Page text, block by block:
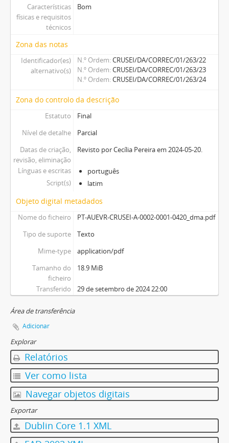
Características
físicas e requisitos
técnicos
Bom
Zona das notas
Identificador(es)
alternativo(s)
N.º Ordem CRUSEI/DA/CORREC/01/263/22
N.º Ordem CRUSEI/DA/CORREC/01/263/23
N.º Ordem CRUSEI/DA/CORREC/01/263/24
Zona do controlo da descrição
Estatuto
Final
Nível de detalhe
Parcial
Datas de criação,
revisão, eliminação
Revisto por Cecília Pereira em 2024-05-20.
Línguas e escritas
português
Script(s)
latim
Objeto digital metadados
Nome do ficheiro
PT-AUEVR-CRUSEI-A-0002-0001-0420_dma.pdf
Tipo de suporte
Texto
Mime-type
application/pdf
Tamanho do
ficheiro
18.9 MiB
Transferido 29 de setembro de 2024 22:00
Área de transferência
Adicionar
Explorar
Relatórios
Ver como lista
Navegar objetos digitais
Exportar
Dublin Core 1.1 XML